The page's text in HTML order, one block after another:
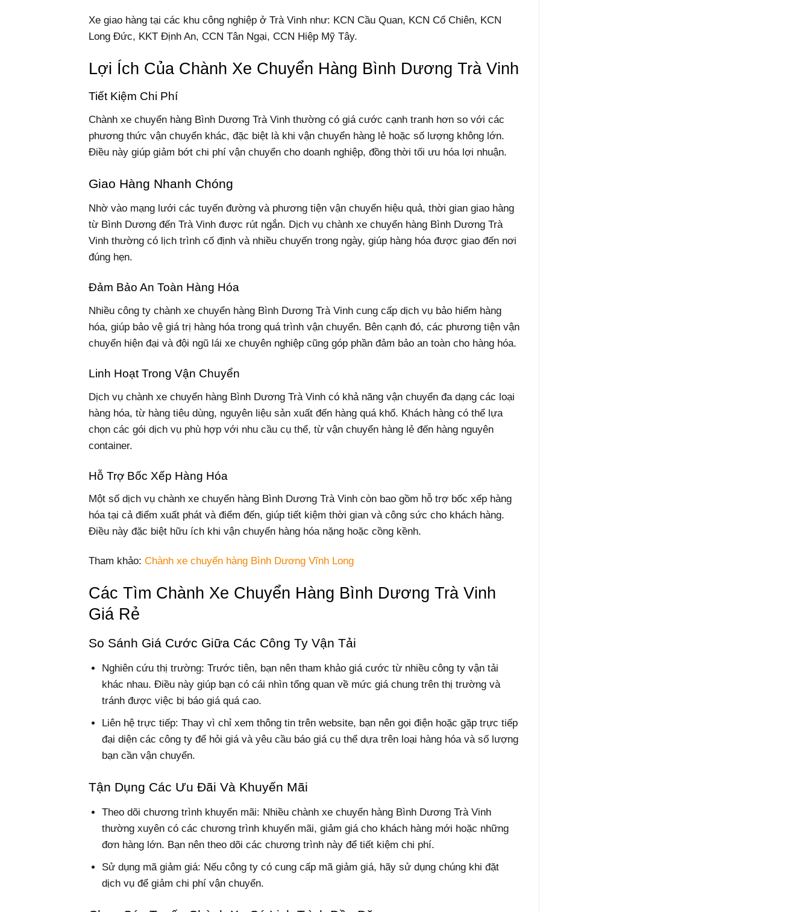
Xe giao hàng tại các khu công nghiệp ở Trà Vinh như: KCN Cầu Quan, KCN Cổ Chiên, KCN
Long Đức, KKT Định An, CCN Tân Ngại, CCN Hiệp Mỹ Tây.
Lợi Ích Của Chành Xe Chuyển Hàng Bình Dương Trà Vinh
Tiết Kiệm Chi Phí
Chành xe chuyển hàng Bình Dương Trà Vinh thường có giá cước cạnh tranh hơn so với các
phương thức vận chuyển khác, đặc biệt là khi vận chuyển hàng lẻ hoặc số lượng không lớn.
Điều này giúp giảm bớt chi phí vận chuyển cho doanh nghiệp, đồng thời tối ưu hóa lợi nhuận.
Giao Hàng Nhanh Chóng
Nhờ vào mạng lưới các tuyến đường và phương tiện vận chuyển hiệu quả, thời gian giao hàng
từ Bình Dương đến Trà Vinh được rút ngắn. Dịch vụ chành xe chuyển hàng Bình Dương Trà
Vinh thường có lịch trình cố định và nhiều chuyến trong ngày, giúp hàng hóa được giao đến nơi
đúng hẹn.
Đảm Bảo An Toàn Hàng Hóa
Nhiều công ty chành xe chuyển hàng Bình Dương Trà Vinh cung cấp dịch vụ bảo hiểm hàng
hóa, giúp bảo vệ giá trị hàng hóa trong quá trình vận chuyển. Bên cạnh đó, các phương tiện vận
chuyển hiện đại và đội ngũ lái xe chuyên nghiệp cũng góp phần đảm bảo an toàn cho hàng hóa.
Linh Hoạt Trong Vận Chuyển
Dịch vụ chành xe chuyển hàng Bình Dương Trà Vinh có khả năng vận chuyển đa dạng các loại
hàng hóa, từ hàng tiêu dùng, nguyên liệu sản xuất đến hàng quá khổ. Khách hàng có thể lựa
chọn các gói dịch vụ phù hợp với nhu cầu cụ thể, từ vận chuyển hàng lẻ đến hàng nguyên
container.
Hỗ Trợ Bốc Xếp Hàng Hóa
Một số dịch vụ chành xe chuyển hàng Bình Dương Trà Vinh còn bao gồm hỗ trợ bốc xếp hàng
hóa tại cả điểm xuất phát và điểm đến, giúp tiết kiệm thời gian và công sức cho khách hàng.
Điều này đặc biệt hữu ích khi vận chuyển hàng hóa nặng hoặc cồng kềnh.
Tham khảo: Chành xe chuyển hàng Bình Dương Vĩnh Long
Các Tìm Chành Xe Chuyển Hàng Bình Dương Trà Vinh
Giá Rẻ
So Sánh Giá Cước Giữa Các Công Ty Vận Tải
Nghiên cứu thị trường: Trước tiên, bạn nên tham khảo giá cước từ nhiều công ty vận tải
khác nhau. Điều này giúp bạn có cái nhìn tổng quan về mức giá chung trên thị trường và
tránh được việc bị báo giá quá cao.
Liên hệ trực tiếp: Thay vì chỉ xem thông tin trên website, bạn nên gọi điện hoặc gặp trực tiếp
đại diện các công ty để hỏi giá và yêu cầu báo giá cụ thể dựa trên loại hàng hóa và số lượng
bạn cần vận chuyển.
Tận Dụng Các Ưu Đãi Và Khuyến Mãi
Theo dõi chương trình khuyến mãi: Nhiều chành xe chuyển hàng Bình Dương Trà Vinh
thường xuyên có các chương trình khuyến mãi, giảm giá cho khách hàng mới hoặc những
đơn hàng lớn. Bạn nên theo dõi các chương trình này để tiết kiệm chi phí.
Sử dụng mã giảm giá: Nếu công ty có cung cấp mã giảm giá, hãy sử dụng chúng khi đặt
dịch vụ để giảm chi phí vận chuyển.